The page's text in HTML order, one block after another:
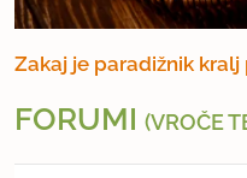
Zakaj je paradižnik
FORUMI (VROČE